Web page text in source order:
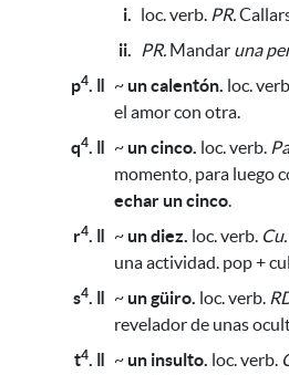
i. loc. verb. PR.
ii.
PR. Mandar una
p4. ǁ ~un calentón. loc.
el amor con otra.
q4. ǁ ~un cinco. loc. verb. Pa
momento, para luego
echar un cinco.
r4. ǁ ~un diez. loc. verb. Cu.
una actividad. pop +
s4. ǁ ~un güiro. loc. verb.
revelador de unas
t4. ǁ ~un insulto. loc. verb.